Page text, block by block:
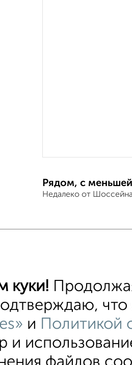
Рядом, с
Недалеко от
на расстоянии до
На сутки На
куки!
что
и Политикой
и